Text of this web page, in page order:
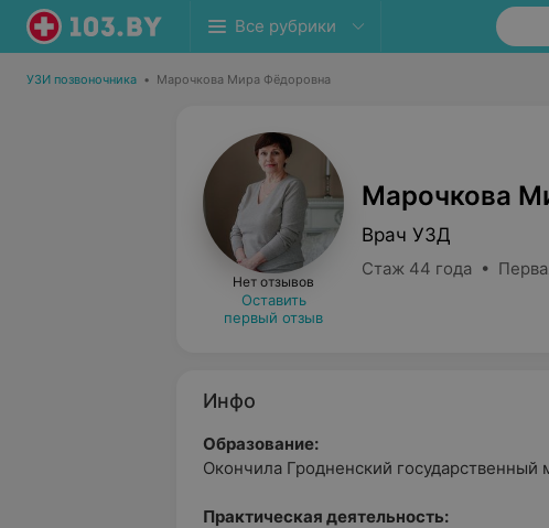
Все рубрики
УЗИ позвоночника • Марочкова Мира Фёдоровна
Нет отзывов
Оставить
первый отзыв
Марочкова
Врач УЗД
Стаж 44 года •
Инфо
Образование:
Окончила Гродненский государственный
Практическая деятельность: